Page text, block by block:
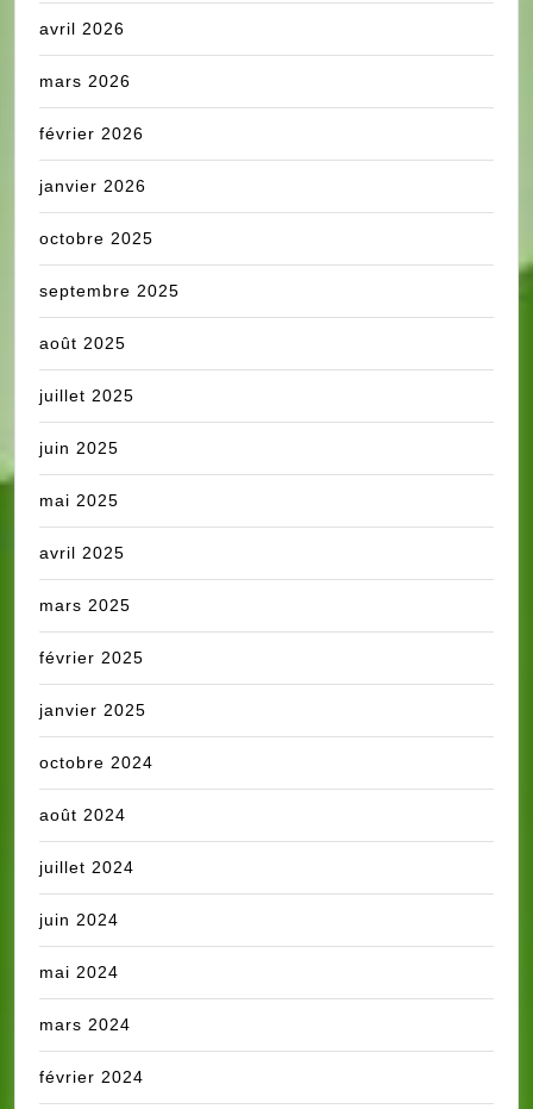
avril 2026
mars 2026
février 2026
janvier 2026
octobre 2025
septembre 2025
août 2025
juillet 2025
juin 2025
mai 2025
avril 2025
mars 2025
février 2025
janvier 2025
octobre 2024
août 2024
juillet 2024
juin 2024
mai 2024
mars 2024
février 2024